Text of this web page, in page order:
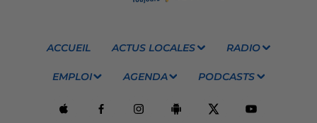
ACCUEIL ACTUS LOCALES RADIO
EMPLOI AGENDA PODCASTS